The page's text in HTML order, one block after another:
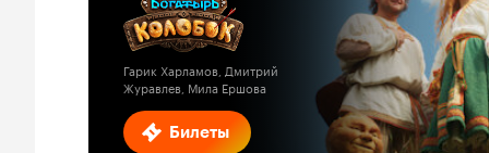
Билеты
Гарик Харламов, Дмитрий
Журавлев, Мила Ершова